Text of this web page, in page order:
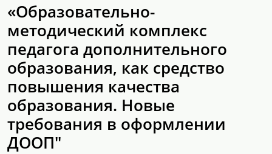
«Образовательно-
методический комплекс
педагога дополнительного
образования, как средство
повышения качества
образования. Новые
требования в оформлении
ДООП"